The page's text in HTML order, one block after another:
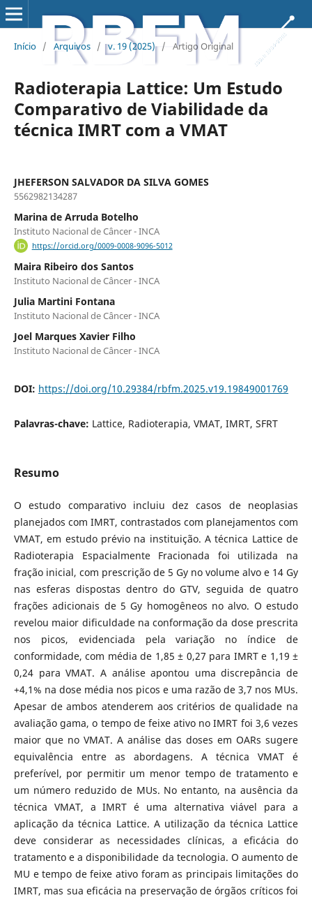
Início / Arquivos / v. 19 (2025) / Artigo Original
Radioterapia Lattice: Um Estudo
Comparativo de Viabilidade da
técnica IMRT com a VMAT
JHEFERSON SALVADOR DA SILVA GOMES
5562982134287
Marina de Arruda Botelho
Instituto Nacional de Câncer - INCA
https://orcid.org/0009-0008-9096-5012
Maira Ribeiro dos Santos
Instituto Nacional de Câncer - INCA
Julia Martini Fontana
Instituto Nacional de Câncer - INCA
Joel Marques Xavier Filho
Instituto Nacional de Câncer - INCA
DOI: https://doi.org/10.29384/rbfm.2025.v19.19849001769
Palavras-chave: Lattice, Radioterapia, VMAT, IMRT, SFRT
Resumo
O estudo comparativo incluiu dez casos de neoplasias
planejados com IMRT, contrastados com planejamentos com
VMAT, em estudo prévio na instituição. A técnica Lattice de
Radioterapia Espacialmente Fracionada foi utilizada na
fração inicial, com prescrição de 5 Gy no volume alvo e 14 Gy
nas esferas dispostas dentro do GTV, seguida de quatro
frações adicionais de 5 Gy homogêneos no alvo. O estudo
revelou maior dificuldade na conformação da dose prescrita
nos picos, evidenciada pela variação no índice de
conformidade, com média de 1,85 ± 0,27 para IMRT e 1,19 ±
0,24 para VMAT. A análise apontou uma discrepância de
+4,1% na dose média nos picos e uma razão de 3,7 nos MUs.
Apesar de ambos atenderem aos critérios de qualidade na
avaliação gama, o tempo de feixe ativo no IMRT foi 3,6 vezes
maior que no VMAT. A análise das doses em OARs sugere
equivalência entre as abordagens. A técnica VMAT é
preferível, por permitir um menor tempo de tratamento e
um número reduzido de MUs. No entanto, na ausência da
técnica VMAT, a IMRT é uma alternativa viável para a
aplicação da técnica Lattice. A utilização da técnica Lattice
deve considerar as necessidades clínicas, a eficácia do
tratamento e a disponibilidade da tecnologia. O aumento de
MU e tempo de feixe ativo foram as principais limitações do
IMRT, mas sua eficácia na preservação de órgãos críticos foi